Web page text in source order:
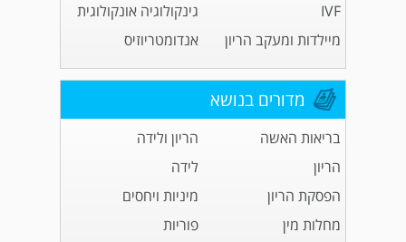
IVF
גינקולוגיה אונקולוגית
מיילדות ומעקב הריון
אנדומטריוזיס
מדורים בנושא
בריאות האשה
הריון ולידה
הריון
לידה
הפסקת הריון
מיניות ויחסים
מחלות מין
פוריות